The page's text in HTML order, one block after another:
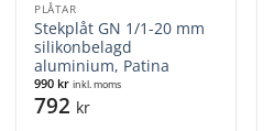
PLÅTAR
Stekplåt GN 1/1-20 mm
silikonbelagd
aluminium, Patina
990 kr inkl. moms
792 kr